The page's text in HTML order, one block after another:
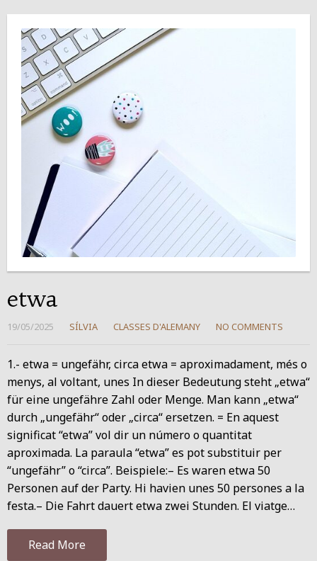
etwa
19/05/2025 SÍLVIA CLASSES D'ALEMANY NO COMMENTS
1.- etwa = ungefähr, circa etwa = aproximadament, més o
menys, al voltant, unes In dieser Bedeutung steht „etwa“
für eine ungefähre Zahl oder Menge. Man kann „etwa“
durch „ungefähr“ oder „circa“ ersetzen. = En aquest
significat “etwa” vol dir un número o quantitat
aproximada. La paraula “etwa” es pot substituir per
“ungefähr” o “circa”. Beispiele:– Es waren etwa 50
Personen auf der Party. Hi havien unes 50 persones a la
festa.– Die Fahrt dauert etwa zwei Stunden. El viatge…
Read More